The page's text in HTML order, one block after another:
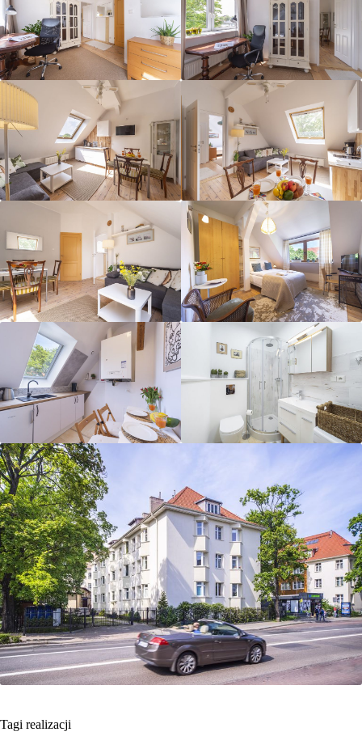
Tagi realizacji